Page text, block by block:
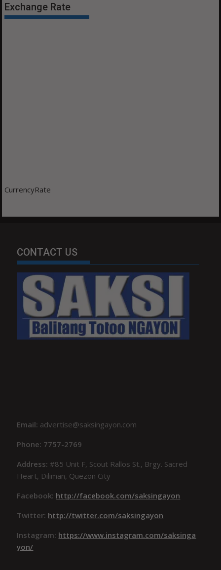
Exchange Rate
CurrencyRate
CONTACT US
Email: advertise@saksingayon.com
Phone: 7757-2769
Address:#85 Unit F, Scout Rallos St., Brgy. Sacred
Heart, Diliman, Quezon City
Facebook: http://facebook.com/saksingayon
Twitter: http://twitter.com/saksingayon
Instagram: https://www.instagram.com/saksinga
yon/